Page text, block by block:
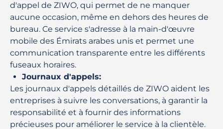
d'appel de ZIWO, qui permet de ne manquer
aucune occasion, même en dehors des heures de
bureau. Ce service s'adresse à la main-d'œuvre
mobile des Émirats arabes unis et permet une
communication transparente entre les différents
fuseaux horaires.
Journaux d'appels:
Les journaux d'appels détaillés de ZIWO aident les
entreprises à suivre les conversations, à garantir la
responsabilité et à fournir des informations
précieuses pour améliorer le service à la clientèle.